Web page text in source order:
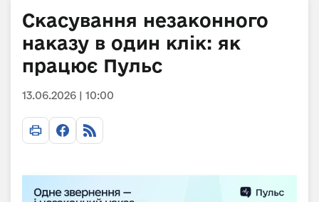
Скасування незаконного
наказу в один клік: як
працює Пульс
13.06.2026 | 10:00